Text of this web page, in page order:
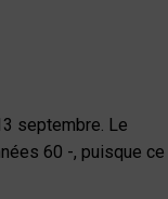
septembre. Le
60 -, puisque ce